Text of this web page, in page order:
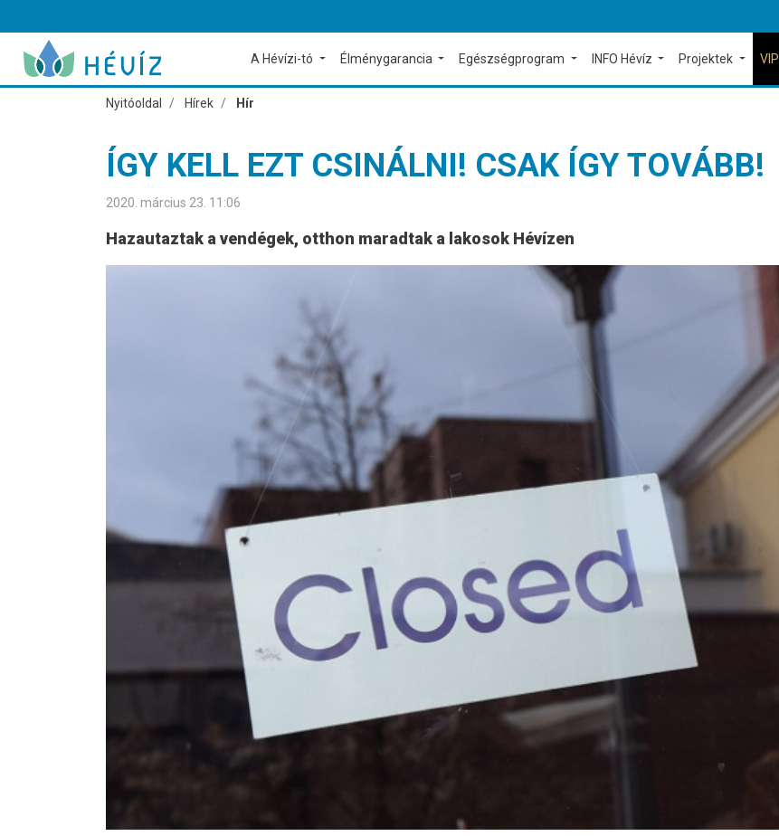
A Hévízi-tó Élménygarancia Egészségprogram INFO Hévíz Projektek VIP
Nyitóoldal Hírek Hír
ÍGY KELL EZT CSINÁLNI! CSAK ÍGY TOVÁBB!
2020. március 23. 11:06
Hazautaztak a vendégek, otthon maradtak a lakosok Hévízen